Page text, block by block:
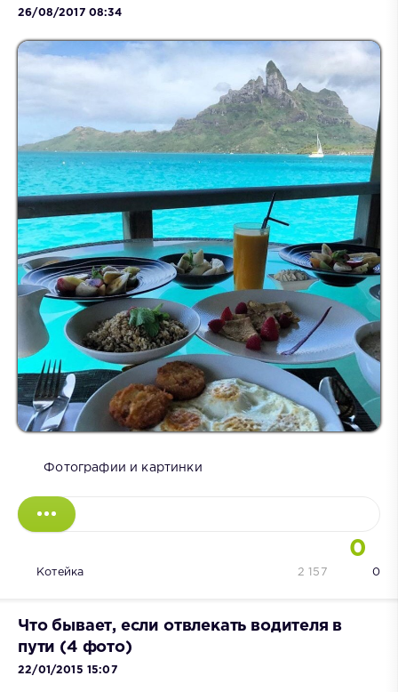
26/08/2017 08:34
Фотографии и картинки
0
Котейка 0
2 157
Что бывает, если отвлекать водителя в
пути (4 фото)
22/01/2015 15:07